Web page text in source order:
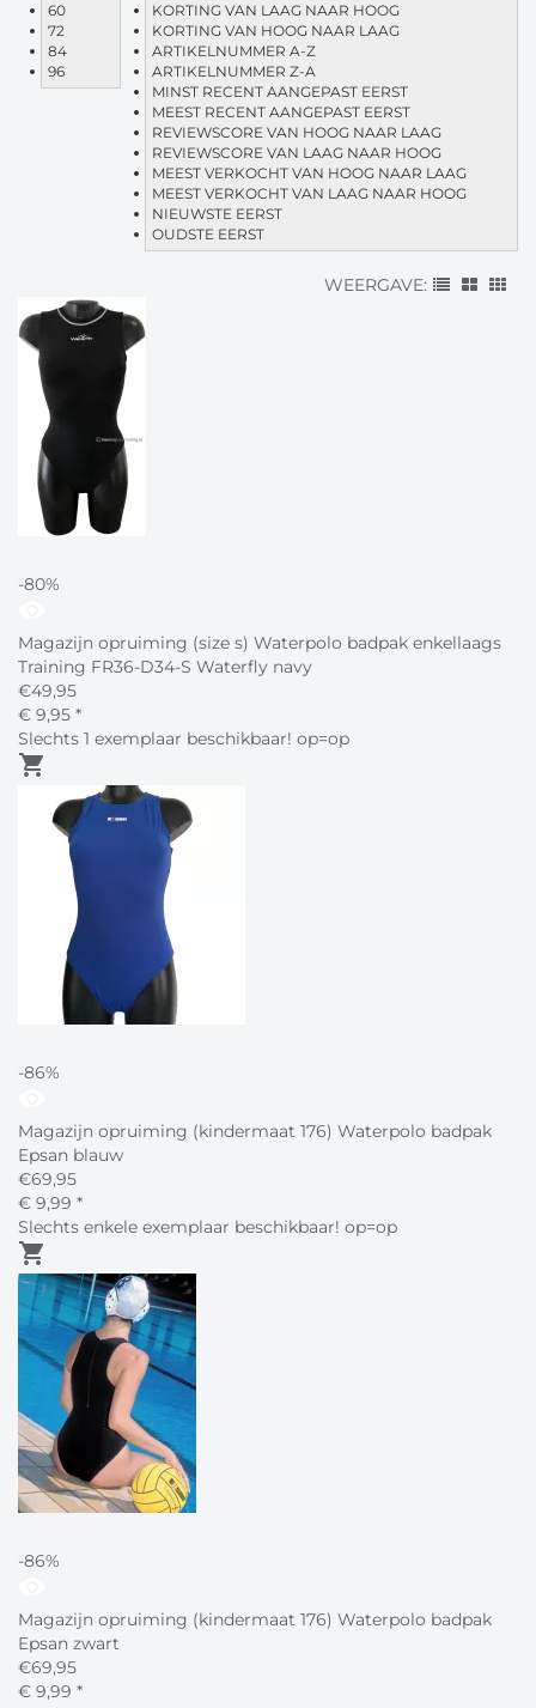
KORTING VAN LAAG NAAR HOOG
KORTING VAN HOOG NAAR LAAG
ARTIKELNUMMER A-Z
ARTIKELNUMMER Z-A
MINST RECENT AANGEPAST EERST
MEEST RECENT AANGEPAST EERST
REVIEWSCORE VAN HOOG NAAR LAAG
REVIEWSCORE VAN LAAG NAAR HOOG
MEEST VERKOCHT VAN HOOG NAAR LAAG
MEEST VERKOCHT VAN LAAG NAAR HOOG
NIEUWSTE EERST
OUDSTE EERST
60
72
84
96
WEERGAVE:
-80%
Magazijn opruiming (size s) Waterpolo badpak enkellaags
Training FR36-D34-S Waterfly navy
€49,95
€ 9,95 *
Slechts 1 exemplaar beschikbaar! op=op
shopping_cart
-86%
Magazijn opruiming (kindermaat 176) Waterpolo badpak
Epsan blauw
€69,95
€ 9,99 *
Slechts enkele exemplaar beschikbaar! op=op
shopping_cart
-86%
Magazijn opruiming (kindermaat 176) Waterpolo badpak
Epsan zwart
€69,95
€ 9,99 *